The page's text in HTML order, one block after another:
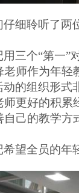
细聆听了两
用三个“第一
师作为年轻
的组织形式
更好的积累
自己的教学
望全员的年